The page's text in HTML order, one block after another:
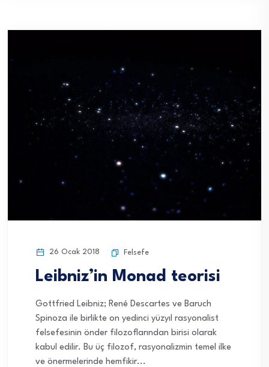
26 Ocak 2018 Felsefe
Leibniz’in Monad teorisi
Gottfried Leibniz; René Descartes ve Baruch
Spinoza ile birlikte on yedinci yüzyıl rasyonalist
felsefesinin önder filozoflarından birisi olarak
kabul edilir. Bu üç filozof, rasyonalizmin temel ilke
ve önermelerinde hemfikir...